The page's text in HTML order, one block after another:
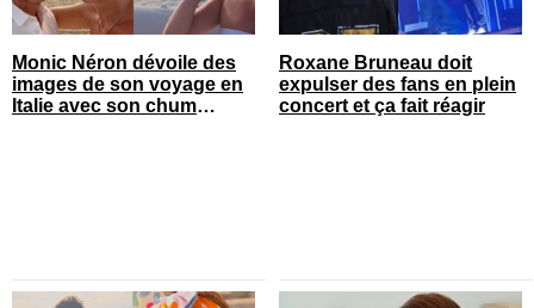
Monic Néron dévoile des
images de son voyage en
Italie avec son chum
Roxane Bruneau doit
expulser des fans en plein
concert et ça fait réagir